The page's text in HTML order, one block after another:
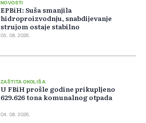
NOVOSTI
EPBiH: Suša smanjila
hidroproizvodnju, snabdijevanje
strujom ostaje stabilno
05. 08. 2026.
ZAŠTITA OKOLIŠA
U FBiH prošle godine prikupljeno
629.626 tona komunalnog otpada
04. 08. 2026.